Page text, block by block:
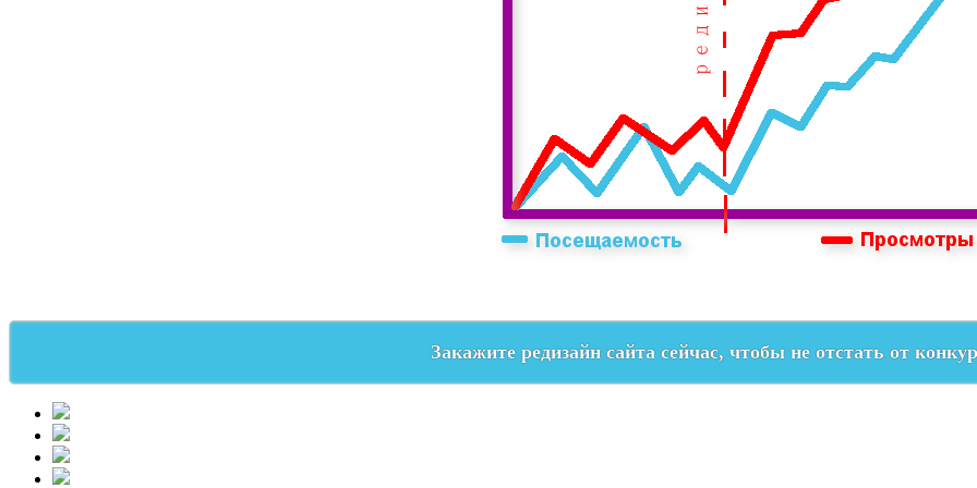
Закажите редизайн сайта сейчас, чтобы не отстать от